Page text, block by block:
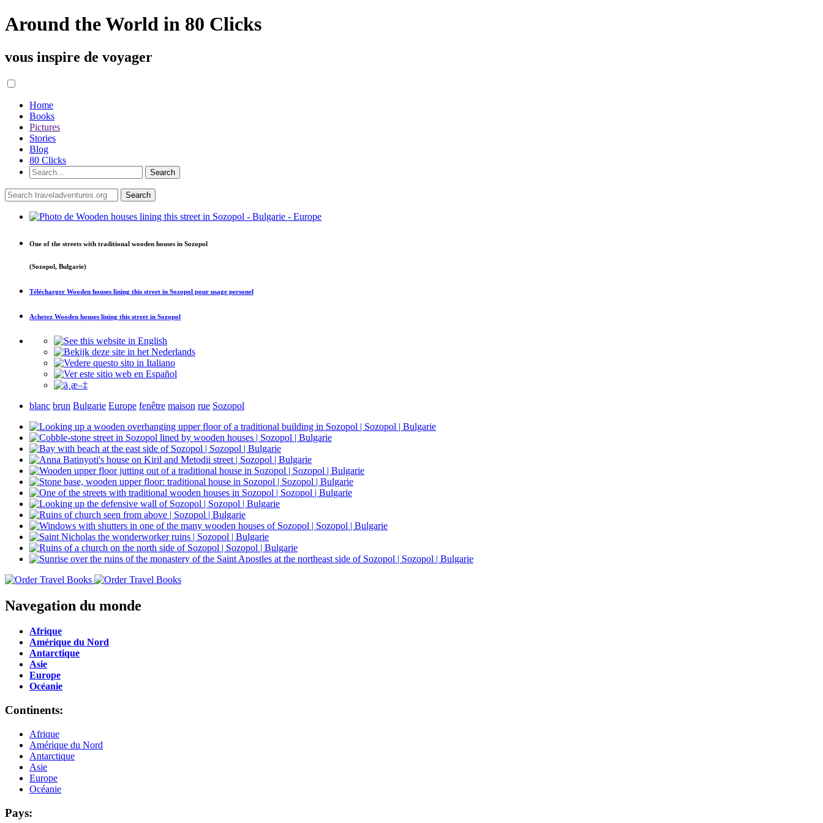
Around the World in 80 Clicks
vous inspire de voyager
Home
Books
Pictures
Stories
Blog
80 Clicks
One of the streets with traditional wooden houses in Sozopol
(Sozopol, Bulgarie)
Télécharger Wooden houses lining this street in Sozopol pour usage personel
Achetez Wooden houses lining this street in Sozopol
blanc brun Bulgarie Europe fenêtre maison rue Sozopol
Navegation du monde
Afrique
Amérique du Nord
Antarctique
Asie
Europe
Océanie
Continents:
Afrique
Amérique du Nord
Antarctique
Asie
Europe
Océanie
Pays: